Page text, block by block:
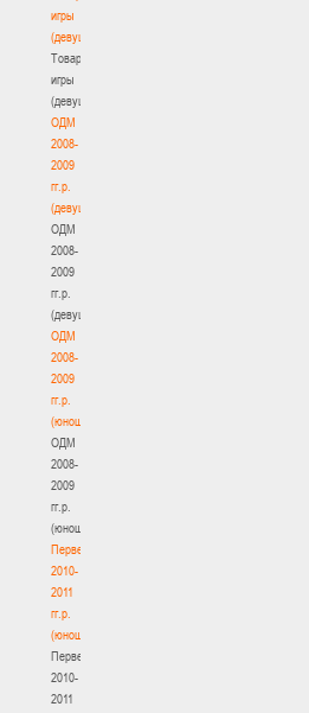
игры
(девушки)
Товарищеские
игры
(девушки)
ОДМ
2008-
2009
гг.р.
(девушки)
ОДМ
2008-
2009
гг.р.
(девушки)
ОДМ
2008-
2009
гг.р.
(юноши)
ОДМ
2008-
2009
гг.р.
(юноши)
Первенство
2010-
2011
гг.р.
(юноши)
Первенство
2010-
2011